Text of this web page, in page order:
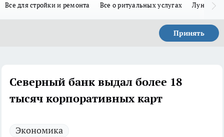
Все для стройки и ремонта Все о ритуальных услугах Лунно-
Принять
Северный банк выдал более 18
тысяч корпоративных карт
Экономика